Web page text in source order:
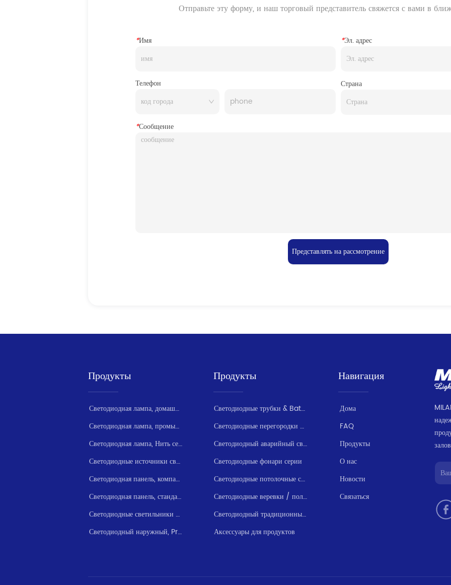
Отправьте эту форму, и наш торговый представитель свяжется с вами в
*Имя *Эл. адрес
Телефон Страна
*Сообщение
Представлять на рассмотрение
Продукты
Светодиодная лампа, домашняя серия
Светодиодная лампа, промышленная серия
Светодиодная лампа, Нить серии
Светодиодные источники света серии
Светодиодная панель, компактная серия
Светодиодная панель, стандартная серия
Светодиодные светильники и прожекторы серии
Светодиодный наружный, Project / Floodlight
Продукты
Светодиодные трубки & Batten серии
Светодиодные перегородки / Влагозащищенные
Светодиодный аварийный свет серии
Светодиодные фонари серии
Светодиодные потолочные светильники
Светодиодные веревки / полосы света серии
Светодиодный традиционный свет серии
Аксессуары для продуктов
Навигация
Дома
FAQ
Продукты
О нас
Новости
Связаться